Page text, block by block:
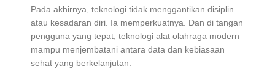
Pada akhirnya, teknologi tidak menggantikan disiplin
atau kesadaran diri. Ia memperkuatnya. Dan di tangan
pengguna yang tepat, teknologi alat olahraga modern
mampu menjembatani antara data dan kebiasaan
sehat yang berkelanjutan.